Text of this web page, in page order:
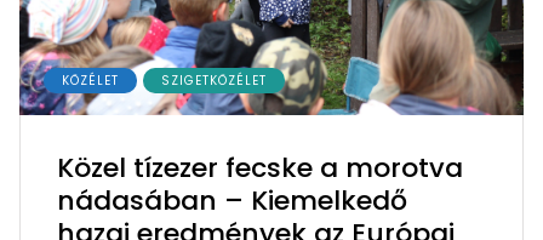
KÖZÉLET SZIGETKÖZÉLET
Közel tízezer fecske a morotva
nádasában – Kiemelkedő